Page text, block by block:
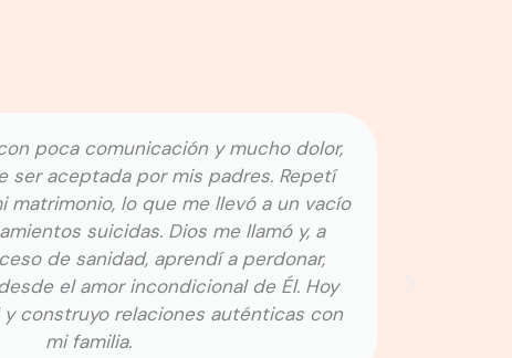
poca comunicación y mucho dolor,
ser aceptada por mis padres. Repetí
matrimonio, lo que me llevó a un vacío
suicidas. Dios me llamó y, a
de sanidad, aprendí a perdonar,
el amor incondicional de Él. Hoy
construyo relaciones auténticas con
mi familia.